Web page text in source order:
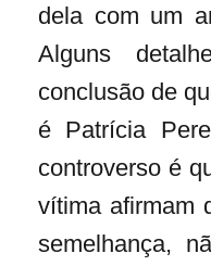
dela com um
Alguns
conclusão de
é Patrícia
controverso é
vítima afirmam
semelhança,